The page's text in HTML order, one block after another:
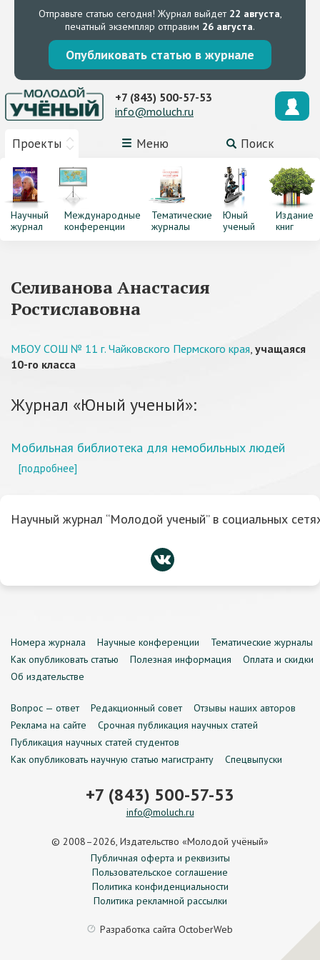
Отправьте статью сегодня! Журнал выйдет 22 августа,
печатный экземпляр отправим 26 августа.
Опубликовать статью в журнале
Проекты Меню Поиск
+7 (843) 500-57-53
info@moluch.ru
Научный
журнал
Международные
конференции
Тематические
журналы
Юный
ученый
Издание
книг
Селиванова Анастасия
Ростиславовна
МБОУ СОШ № 11 г. Чайковского Пермского края, учащаяся
10-го класса
Журнал «Юный ученый»:
Мобильная библиотека для немобильных людей
[подробнее]
Научный журнал “Молодой ученый” в социальных
Номера журнала Научные конференции
Тематические журналы
Как опубликовать статью
Полезная информация
Оплата и скидки
Об издательстве
Вопрос — ответ Редакционный совет
Отзывы наших авторов
Реклама на сайте
Срочная публикация научных статей
Публикация научных статей студентов
Как опубликовать научную статью магистранту
Спецвыпуски
+7 (843) 500-57-53
info@moluch.ru
© 2008–2026, Издательство «Молодой учёный»
Публичная оферта и реквизиты
Пользовательское соглашение
Политика конфиденциальности
Политика рекламной рассылки
Разработка сайта OctoberWeb